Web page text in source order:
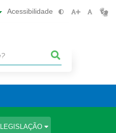
Acessibilidade
LEGISLAÇÃO